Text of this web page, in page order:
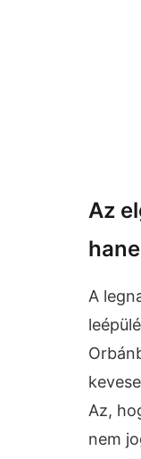
Az
A
Az,
nem